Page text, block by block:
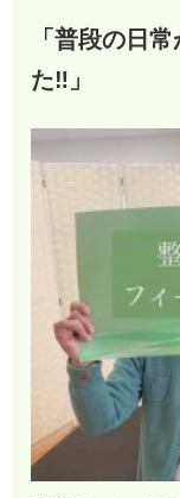
「普段の日
た‼︎」